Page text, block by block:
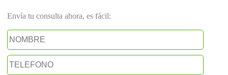
Envía tu consulta ahora, es fácil: